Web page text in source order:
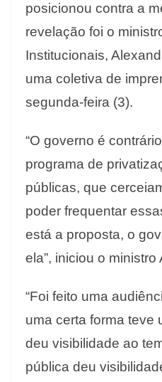
posicionou contra a
revelação foi o
Institucionais,
uma coletiva de
segunda-feira (3).
“O governo é
programa de
públicas, que
poder frequentar
está a proposta, o
ela”, iniciou o
“Foi feito uma
uma certa forma teve
deu visibilidade ao
pública deu